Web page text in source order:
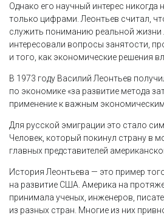
Однако его научный интерес никогда
только цифрами. Леонтьев считал,
служить пониманию реальной жизни
интересовали вопросы занятости,
и того, как экономические решения
В 1973 году Василий Леонтьев
по экономике «за развитие метода
применение к важным
Для русской эмиграции это стало
Человек, который покинул страну в
главных представителей
История Леонтьева — это пример
на развитие США. Америка на
принимала ученых, инженеров,
из разных стран. Многие из них